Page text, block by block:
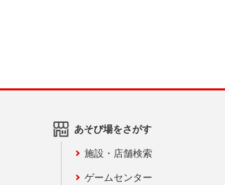
あそび場をさがす
施設・店舗検索
ゲームセンター